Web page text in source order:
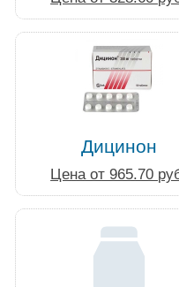
Дицинон
Цена от 965.70